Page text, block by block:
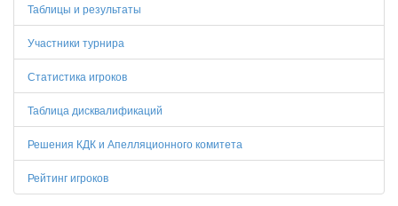
Таблицы и результаты
Участники турнира
Статистика игроков
Таблица дисквалификаций
Решения КДК и Апелляционного комитета
Рейтинг игроков